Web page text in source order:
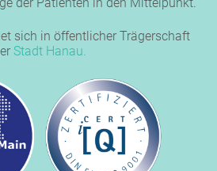
sich in öffentlicher Trägerschaft
Stadt Hanau.